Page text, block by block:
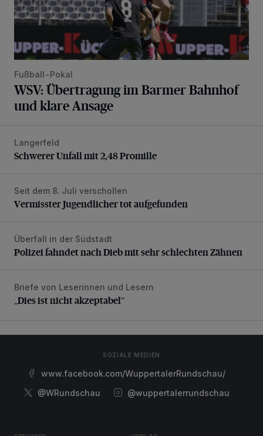
Fußball-Pokal
WSV: Übertragung im Barmer Bahnhof
und klare Ansage
Schwerer Unfall mit 2,48 Promille
Langerfeld
Schwerer Unfall mit 2,48 Promille
Vermisster Jugendlicher tot aufgefunden
Seit dem 8. Juli verschollen
Vermisster Jugendlicher tot aufgefunden
Polizei fahndet nach Dieb mit sehr schlechten Zähnen
Überfall in der Südstadt
Polizei fahndet nach Dieb mit sehr schlechten Zähnen
„Dies ist nicht akzeptabel“
Briefe von Leserinnen und Lesern
„Dies ist nicht akzeptabel“
SOZIALE MEDIEN
www.facebook.com/WuppertalerRundschau/
@WRundschau
@wuppertalerrundschau